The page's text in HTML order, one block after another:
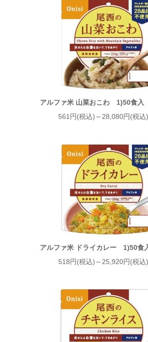
アルファ米 山菜おこわ 1)50食
561円(税込)～28,080円(
アルファ米 ドライカレー 1)50
518円(税込)～25,920円(